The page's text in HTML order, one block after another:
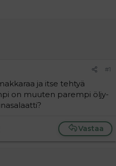
#1
ja itse tehtyä
on muuten parempi öljy-
Vastaa